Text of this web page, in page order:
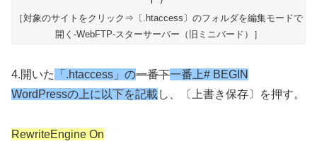
［対象のサイトをクリック⇒〔.htaccess〕のフォルダを編集モードで
開く-WebFTP-スターサーバー（旧ミニバード）］
4.開いた 「.htaccess」の一番下一番上# BEGIN
WordPressの上に以下を記載 し、〔上書き保存〕を押す。
RewriteEngine On